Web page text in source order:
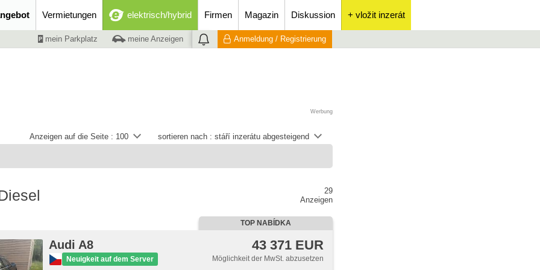
Vermietungen elektrisch/hybrid Firmen Magazin Diskussion + vložit inzerát
mein Parkplatz meine Anzeigen Anmeldung / Registrierung
Werbung
sortieren nach : stáří inzerátu abgesteigend
Anzeigen auf die Seite : 100
29
Anzeigen
TOP NABÍDKA
Audi A8
Neuigkeit auf dem Server
43 371 EUR
Möglichkeit der MwSt. abzusetzen